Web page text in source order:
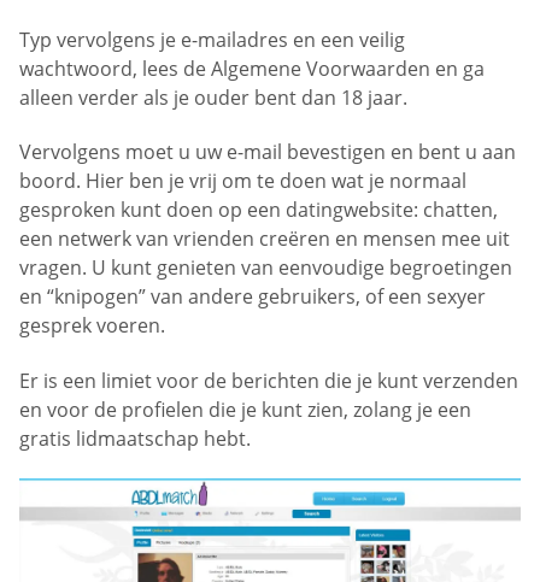
Typ vervolgens je e-mailadres en een veilig
wachtwoord, lees de Algemene Voorwaarden en ga
alleen verder als je ouder bent dan 18 jaar.
Vervolgens moet u uw e-mail bevestigen en bent u aan
boord. Hier ben je vrij om te doen wat je normaal
gesproken kunt doen op een datingwebsite: chatten,
een netwerk van vrienden creëren en mensen mee uit
vragen. U kunt genieten van eenvoudige begroetingen
en “knipogen” van andere gebruikers, of een sexyer
gesprek voeren.
Er is een limiet voor de berichten die je kunt verzenden
en voor de profielen die je kunt zien, zolang je een
gratis lidmaatschap hebt.